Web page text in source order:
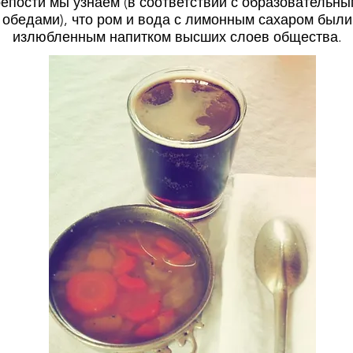
обедами), что ром и вода с лимонным сахаром были
излюбленным напитком высших слоев общества.